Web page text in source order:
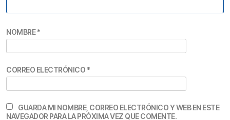
NOMBRE*
CORREO ELECTRÓNICO *
GUARDA MI NOMBRE, CORREO ELECTRÓNICO Y WEB EN ESTE
NAVEGADOR PARA LA PRÓXIMA VEZ QUE COMENTE.